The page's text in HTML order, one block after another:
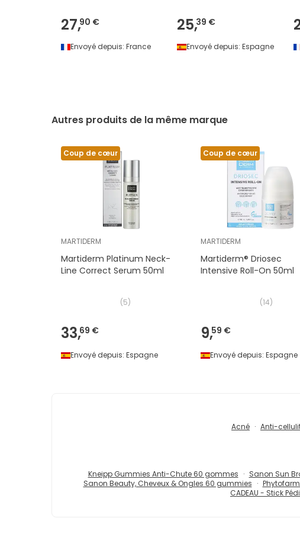
27,90 €
Envoyé depuis: France
25,39 €
Envoyé depuis: Espagne
Autres produits de la même marque
Coup de cœur
MARTIDERM
Martiderm Platinum Neck-
Line Correct Serum 50ml
(5)
33,69 €
Envoyé depuis: Espagne
Coup de cœur
MARTIDERM
Martiderm® Driosec
Intensive Roll-On 50ml
(14)
9,59 €
Envoyé depuis: Espagne
Acné Anti-
Kneipp Gummies Anti-Chute 60 gommes Sanon Sun
Sanon Beauty, Cheveux & Ongles 60 gummies
CADEAU - Stick